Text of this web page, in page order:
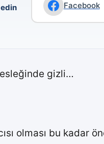
Facebook
gizli…
olması bu kadar